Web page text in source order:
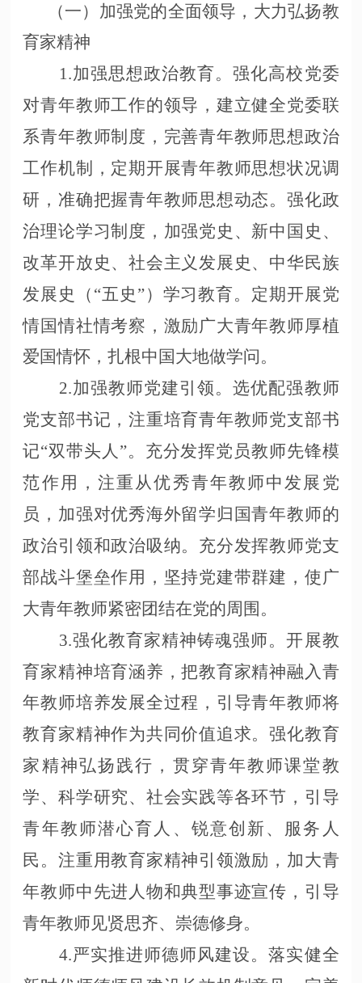
（一）加强党的全面领导，大力弘扬教
育家精神
1.加强思想政治教育。强化高校党委
对青年教师工作的领导，建立健全党委联
系青年教师制度，完善青年教师思想政治
工作机制，定期开展青年教师思想状况调
研，准确把握青年教师思想动态。强化政
治理论学习制度，加强党史、新中国史、
改革开放史、社会主义发展史、中华民族
发展史（“五史”）学习教育。定期开展党
情国情社情考察，激励广大青年教师厚植
爱国情怀，扎根中国大地做学问。
2.加强教师党建引领。选优配强教师
党支部书记，注重培育青年教师党支部书
记“双带头人”。充分发挥党员教师先锋模
范作用，注重从优秀青年教师中发展党
员，加强对优秀海外留学归国青年教师的
政治引领和政治吸纳。充分发挥教师党支
部战斗堡垒作用，坚持党建带群建，使广
大青年教师紧密团结在党的周围。
3.强化教育家精神铸魂强师。开展教
育家精神培育涵养，把教育家精神融入青
年教师培养发展全过程，引导青年教师将
教育家精神作为共同价值追求。强化教育
家精神弘扬践行，贯穿青年教师课堂教
学、科学研究、社会实践等各环节，引导
青年教师潜心育人、锐意创新、服务人
民。注重用教育家精神引领激励，加大青
年教师中先进人物和典型事迹宣传，引导
青年教师见贤思齐、崇德修身。
4.严实推进师德师风建设。落实健全